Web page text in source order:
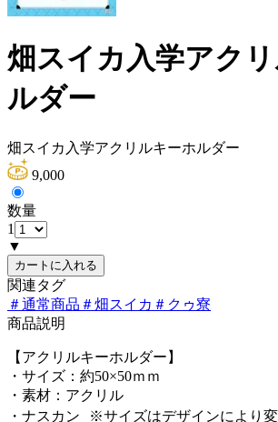
畑スイカ入学アク
ルダー
畑スイカ入学アクリルキーホルダー
9,000
数量
1
▼
カートに入れる
関連タグ
＃通常商品 ＃畑スイカ ＃ クゥ寮
商品説明
【アクリルキーホルダー】
・サイズ：約50×50ｍｍ
・素材：アクリル
・ナスカン ※サイズはデザインにより変